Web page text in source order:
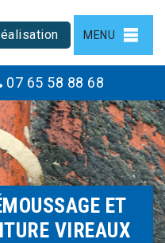
MENU
07 65 58 88 68
ET
VIREAUX